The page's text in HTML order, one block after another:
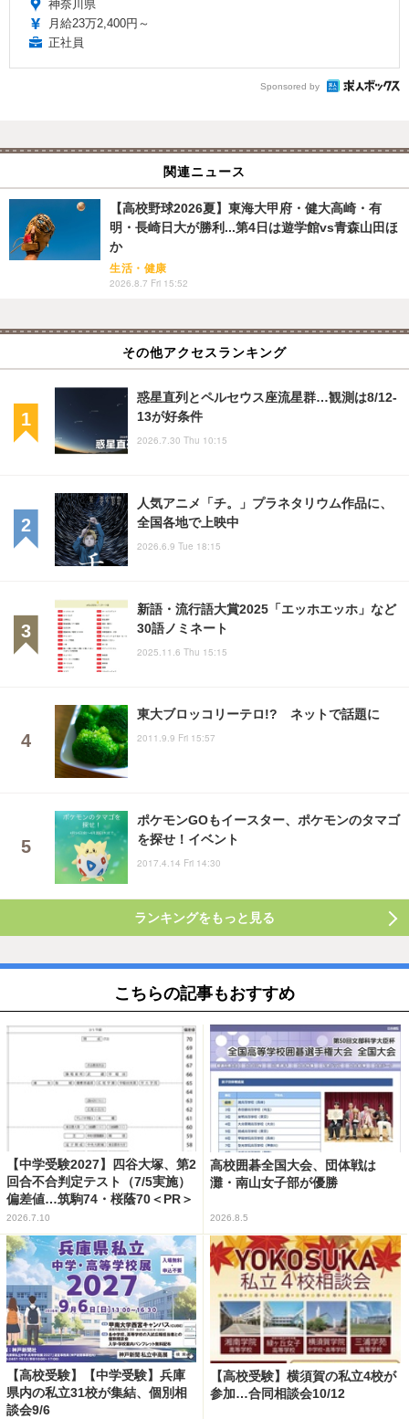
神奈川県
月給23万2,400円～
正社員
Sponsored by
関連ニュース
【高校野球2026夏】東海大甲府・健大高崎・有
明・長崎日大が勝利...第4日は遊学館vs青森山田ほ
か
生活・健康
2026.8.7 Fri 15:52
その他アクセスランキング
惑星直列とペルセウス座流星群…観測は8/12-
13が好条件
2026.7.30 Thu 10:15
人気アニメ「チ。」プラネタリウム作品に、
全国各地で上映中
2026.6.9 Tue 18:15
新語・流行語大賞2025「エッホエッホ」など
30語ノミネート
2025.11.6 Thu 15:15
東大ブロッコリーテロ!? ネットで話題に
2011.9.9 Fri 15:57
ポケモンGOもイースター、ポケモンのタマゴ
を探せ！イベント
2017.4.14 Fri 14:30
ランキングをもっと見る
こちらの記事もおすすめ
【中学受験2027】四谷大塚、第2
回合不合判定テスト（7/5実施）
偏差値…筑駒74・桜蔭70＜PR＞
2026.7.10
高校囲碁全国大会、団体戦は
灘・南山女子部が優勝
2026.8.5
【高校受験】【中学受験】兵庫
県内の私立31校が集結、個別相
談会9/6
【高校受験】横須賀の私立4校が
参加…合同相談会10/12